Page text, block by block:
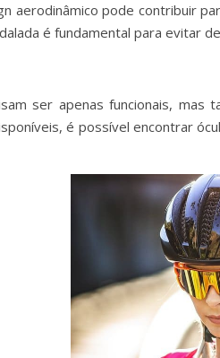
aerodinâmico pode contribuir
é fundamental para evitar
ser apenas funcionais,
é possível encontrar